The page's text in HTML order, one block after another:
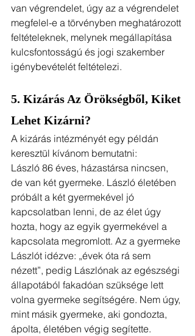
van végrendelet, úgy az a végrendelet
megfelel-e a törvényben meghatározott
feltételeknek, melynek megállapítása
kulcsfontosságú és jogi szakember
igénybevételét feltételezi.
5. Kizárás Az Örökségből, Kiket
Lehet Kizárni?
A kizárás intézményét egy példán
keresztül kívánom bemutatni:
László 86 éves, házastársa nincsen,
de van két gyermeke. László életében
próbált a két gyermekével jó
kapcsolatban lenni, de az élet úgy
hozta, hogy az egyik gyermekével a
kapcsolata megromlott. Az a gyermeke
Lászlót idézve: „évek óta rá sem
nézett”, pedig Lászlónak az egészségi
állapotából fakadóan szüksége lett
volna gyermeke segítségére. Nem úgy,
mint másik gyermeke, aki gondozta,
ápolta, életében végig segítette.